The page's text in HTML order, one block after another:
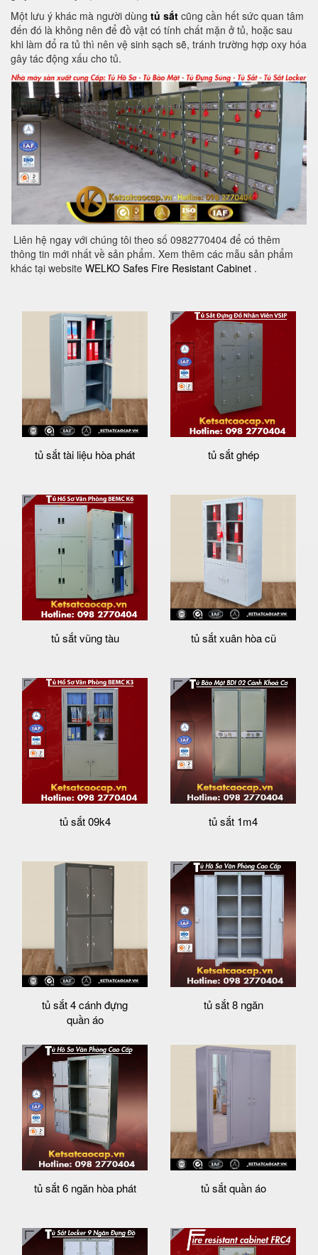
Một lưu ý khác mà người dùng tủ sắt cũng cần hết sức quan tâm
đến đó là không nên để đồ vật có tính chất mặn ở tủ, hoặc sau
khi làm đổ ra tủ thì nên vệ sinh sạch sẽ, tránh trường hợp oxy hóa
gây tác động xấu cho tủ.
Liên hệ ngay với chúng tôi theo số 0982770404 để có thêm
thông tin mới nhất về sản phẩm. Xem thêm các mẫu sản phẩm
khác tại website WELKO Safes Fire Resistant Cabinet .
tủ sắt tài liệu hòa phát tủ sắt ghép
tủ sắt vũng tàu tủ sắt xuân hòa cũ
tủ sắt 09k4 tủ sắt 1m4
tủ sắt 4 cánh đựng
quần áo
tủ sắt 8 ngăn
tủ sắt 6 ngăn hòa phát tủ sắt quần áo